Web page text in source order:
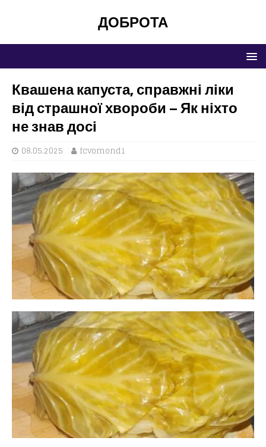
ДОБРОТА
Квашена капуста, справжні ліки
від страшної хвороби – Як ніхто
не знав досі
08.05.2025 fcvomond1